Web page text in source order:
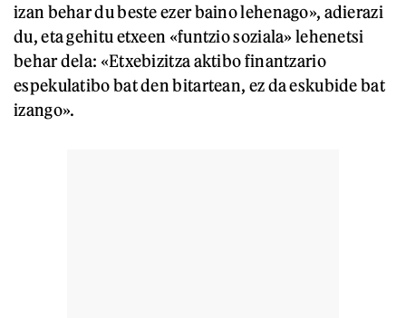
izan behar du beste ezer baino lehenago», adierazi
du, eta gehitu etxeen «funtzio soziala» lehenetsi
behar dela: «Etxebizitza aktibo finantzario
espekulatibo bat den bitartean, ez da eskubide bat
izango».